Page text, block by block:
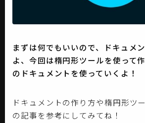
まずは何でもいいので、ドキュメ
よ、今回は楕円形ツールを使って
のドキュメントを使っていくよ！
ドキュメントの作り方や楕円形ツ
の記事を参考にしてみてね！